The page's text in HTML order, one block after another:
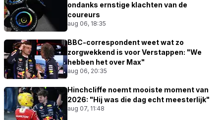
ondanks ernstige klachten van de
coureurs
aug 06, 18:35
BBC-correspondent weet wat zo
zorgwekkend is voor Verstappen: "We
hebben het over Max"
aug 06, 20:35
Hinchcliffe noemt mooiste moment van
2026: "Hij was die dag echt meesterlijk"
aug 07, 11:48